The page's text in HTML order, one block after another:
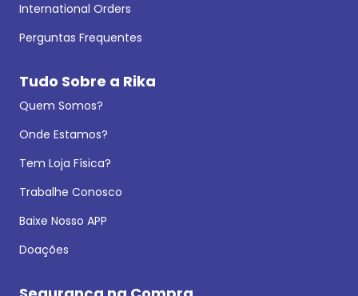
International Orders
Perguntas Frequentes
Tudo Sobre a Rika
Quem Somos?
Onde Estamos?
Tem Loja Física?
Trabalhe Conosco
Baixe Nosso APP
Doações